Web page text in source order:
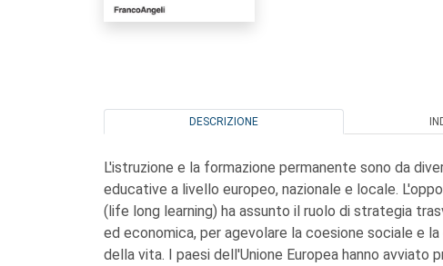
DESCRIZIONE
L'istruzione e la formazione permanente sono da
educative a livello europeo, nazionale e locale.
(life long learning) ha assunto il ruolo di strategia
ed economica, per agevolare la coesione sociale e
della vita. I paesi dell'Unione Europea hanno avviato